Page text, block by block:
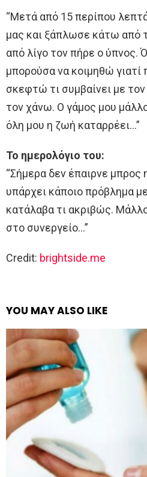
“Μετά από 15 περίπου
μας και ξάπλωσε κάτω από
από λίγο τον πήρε ο ύπνος.
μπορούσα να κοιμηθώ
σκεφτώ τι συμβαίνει με
τον χάνω. Ο γάμος μου
όλη μου η ζωή καταρρέει…”
Το ημερολόγιο του:
“Σήμερα δεν έπαιρνε μπρος
υπάρχει κάποιο πρόβλημα
κατάλαβα τι ακριβώς.
στο συνεργείο…”
Credit: brightside.me
YOU MAY ALSO LIKE